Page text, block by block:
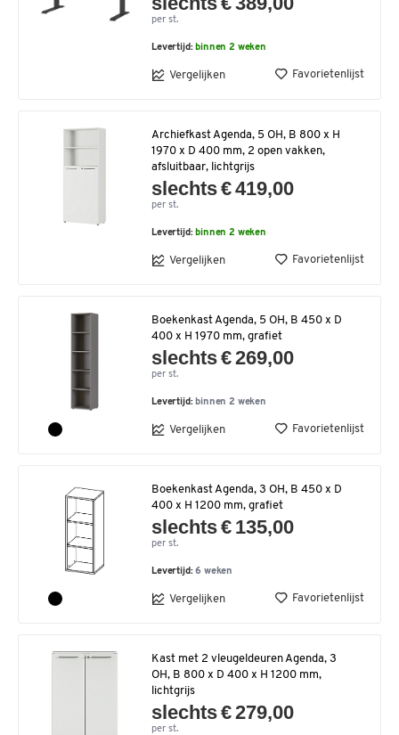
per st.
Levertijd: binnen 2 weken
Vergelijken Favorietenlijst
Archiefkast Agenda, 5 OH, B 800 x H
1970 x D 400 mm, 2 open vakken,
afsluitbaar, lichtgrijs
slechts € 419,00
per st.
Levertijd: binnen 2 weken
Vergelijken Favorietenlijst
Boekenkast Agenda, 5 OH, B 450 x D
400 x H 1970 mm, grafiet
slechts € 269,00
per st.
Levertijd: binnen 2 weken
Vergelijken Favorietenlijst
Boekenkast Agenda, 3 OH, B 450 x D
400 x H 1200 mm, grafiet
slechts € 135,00
per st.
Levertijd:6 weken
Vergelijken Favorietenlijst
Kast met 2 vleugeldeuren Agenda, 3
OH, B 800 x D 400 x H 1200 mm,
lichtgrijs
slechts € 279,00
per st.